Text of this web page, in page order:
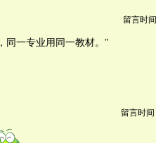
留言时
同一专业用同一教材。"
留言时间